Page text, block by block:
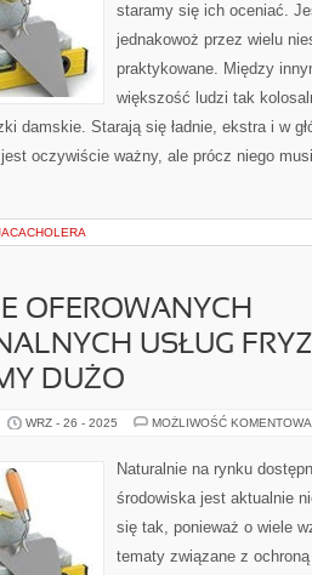
staramy się ich oceniać.
jednakowoż przez wielu
praktykowane. Między
większość ludzi tak
damskie. Starają się ładnie, ekstra i w
oczywiście ważny, ale prócz niego
OFEROWANYCH
USŁUG
DUŻO
WRZ - 26 - 2025 MOŻLIWOŚĆ
Naturalnie na rynku
środowiska jest aktualnie
się tak, ponieważ o wiele
tematy związane z